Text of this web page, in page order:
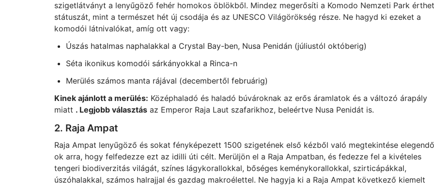
szigetlátványt a lenyűgöző fehér homokos öblökből. Mindez megerősíti a Komodo Nemzeti Park
státuszát, mint a természet hét új csodája és az UNESCO Világörökség része. Ne hagyd ki ezeket a
komodói látnivalókat, amíg ott vagy:
Úszás hatalmas naphalakkal a Crystal Bay-ben, Nusa Penidán (júliustól októberig)
Séta ikonikus komodói sárkányokkal a Rinca-n
Merülés számos manta rájával (decembertől februárig)
Kinek ajánlott a merülés: Középhaladó és haladó búvároknak az erős áramlatok és a változó árapály
miatt . Legjobb választásaz Emperor Raja Laut szafarikhoz, beleértve Nusa Penidát is.
2. Raja Ampat
Raja Ampat lenyűgöző és sokat fényképezett 1500 szigetének első kézből való megtekintése elegendő
ok arra, hogy felfedezze ezt az idilli úti célt. Merüljön el a Raja Ampatban, és fedezze fel a kivételes
tengeri biodiverzitás világát, színes lágykorallokkal, bőséges keménykorallokkal, szirticápákkal,
úszóhalakkal, számos halrajjal és gazdag makroélettel. Ne hagyja ki a Raja Ampat következő kiemelt